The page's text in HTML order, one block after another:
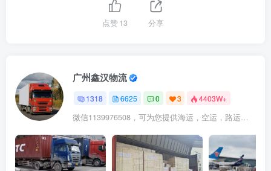
点赞13 分享
广州鑫汉物流
1318 6625 0 3 4403W+
微信1139976508，可为您提供海运，空运，路运，铁路运输